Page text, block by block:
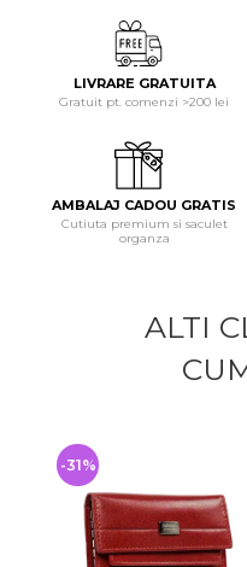
LIVRARE GRATUITA
Gratuit pt. comenzi >200 lei
AMBALAJ CADOU GRATIS
Cutiuta premium si saculet
organza
ALTI
-31%